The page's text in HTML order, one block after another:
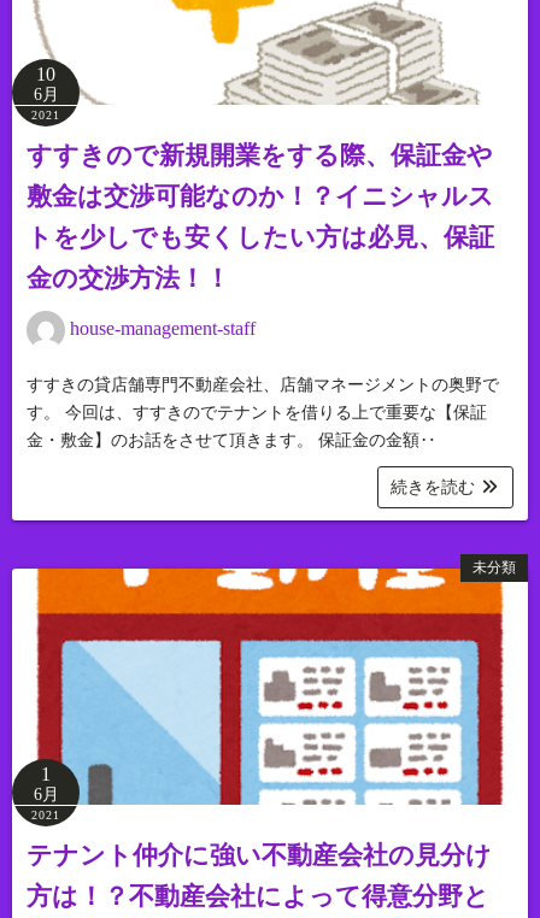
10
6月
2021
すすきので新規開業をする際、保証金や
敷金は交渉可能なのか！？イニシャルス
トを少しでも安くしたい方は必見、保証
金の交渉方法！！
house-management-staff
すすきの貸店舗専門不動産会社、店舗マネージメントの奥野で
す。 今回は、すすきのでテナントを借りる上で重要な【保証
金・敷金】のお話をさせて頂きます。 保証金の金額‥
続きを読む
未分類
1
6月
2021
テナント仲介に強い不動産会社の見分け
方は！？不動産会社によって得意分野と